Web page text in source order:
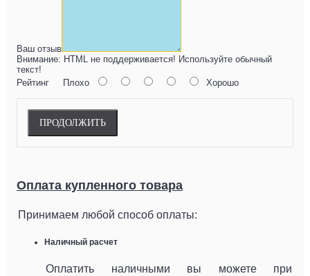
Ваш отзыв
Внимание: HTML не поддерживается! Используйте обычный
текст!
Рейтинг Плохо Хорошо
ПРОДОЛЖИТЬ
Оплата купленного товара
Принимаем любой способ оплаты:
Наличный расчет
Оплатить наличными вы можете при